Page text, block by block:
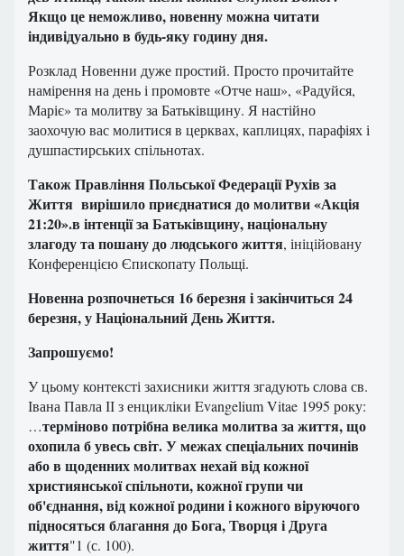
Якщо це неможливо, новенну можна читати
індивідуально в будь-яку годину дня.
Розклад Новенни дуже простий. Просто прочитайте
намірення на день і промовте «Отче наш», «Радуйся,
Маріє» та молитву за Батьківщину. Я настійно
заохочую вас молитися в церквах, каплицях, парафіях і
душпастирських спільнотах.
Також Правління Польської Федерації Рухів за
Життя вирішило приєднатися до молитви «Акція
21:20».в інтенції за Батьківщину, національну
злагоду та пошану до людського життя, ініційовану
Конференцією Єпископату Польщі.
Новенна розпочнеться 16 березня і закінчиться 24
березня, у Національний День Життя.
Запрошуємо!
У цьому контексті захисники життя згадують слова св.
Івана Павла ІІ з енцикліки Evangelium Vitae 1995 року:
…терміново потрібна велика молитва за життя, що
охопила б увесь світ. У межах спеціальних починів
або в щоденних молитвах нехай від кожної
християнської спільноти, кожної групи чи
об'єднання, від кожної родини і кожного віруючого
підносяться благання до Бога, Творця і Друга
життя"1 (с. 100).